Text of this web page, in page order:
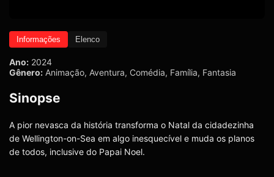
Informações Elenco
Ano: 2024
Gênero: Animação, Aventura, Comédia, Família, Fantasia
Sinopse
A pior nevasca da história transforma o Natal da cidadezinha
de Wellington-on-Sea em algo inesquecível e muda os planos
de todos, inclusive do Papai Noel.